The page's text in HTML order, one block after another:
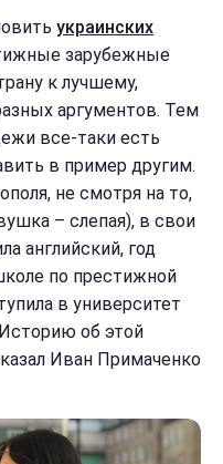
украинских
зарубежные
к лучшему,
аргументов. Тем
все-таки есть
в пример другим.
не смотря на то,
– слепая), в свои
английский, год
по престижной
в университет
об этой
Иван Примаченко